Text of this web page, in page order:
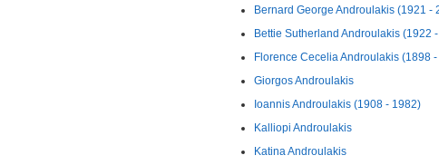
Bernard George Androulakis (1921 -
Bettie Sutherland Androulakis (1922
Florence Cecelia Androulakis (1898
Giorgos Androulakis
Ioannis Androulakis (1908 - 1982)
Kalliopi Androulakis
Katina Androulakis